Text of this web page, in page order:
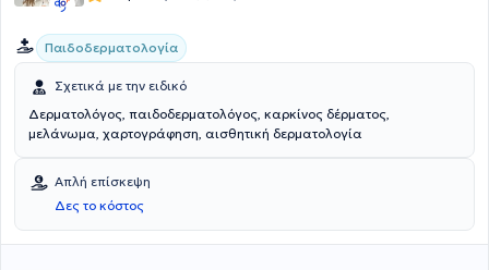
Παιδοδερματολογία
Σχετικά με την ειδικό
Δερματολόγος, παιδοδερματολόγος, καρκίνος δέρματος,
μελάνωμα, χαρτογράφηση, αισθητική δερματολογία
Απλή επίσκεψη
Δες το κόστος